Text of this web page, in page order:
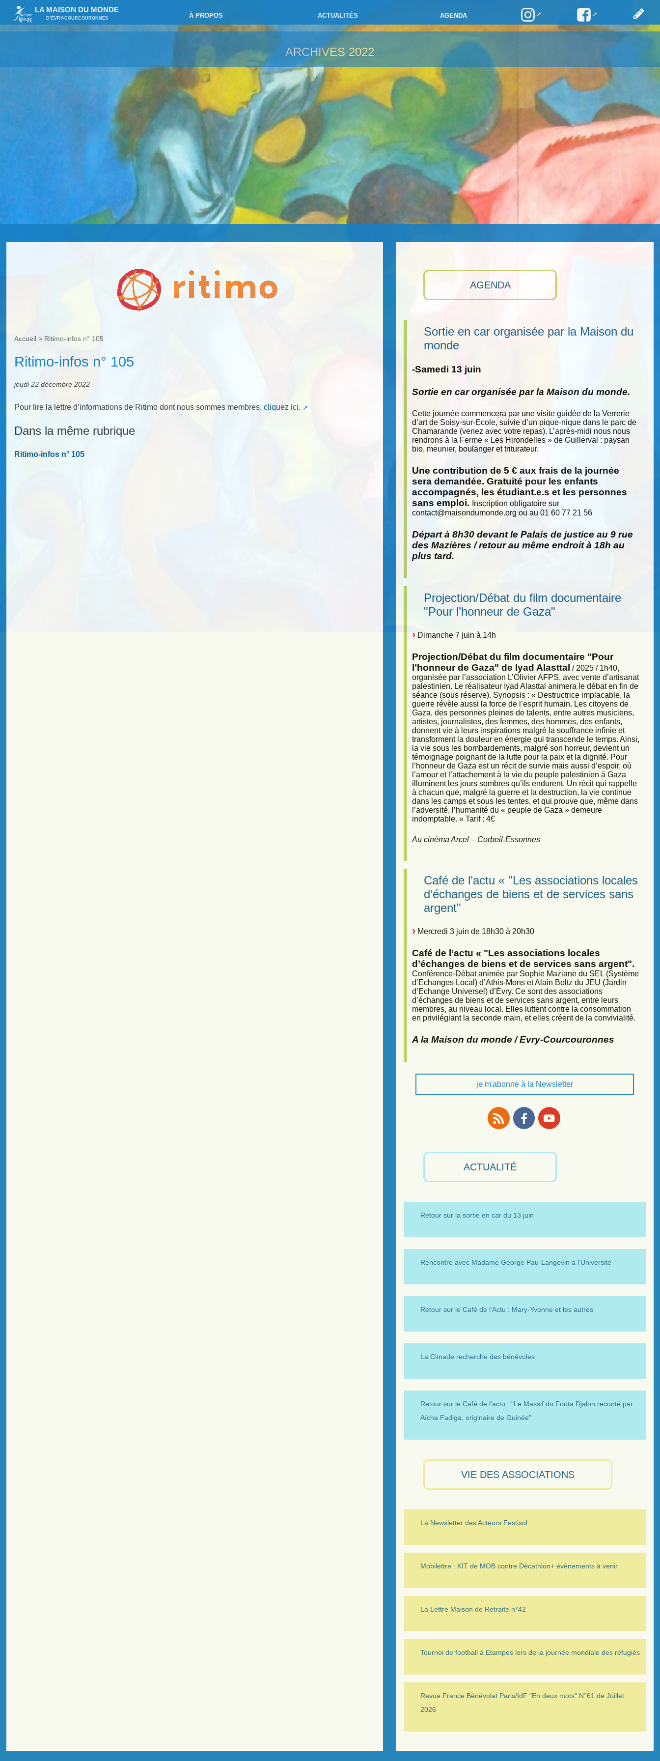
LA MAISON DU MONDE
D’ÉVRY-COURCOURONNES À PROPOS ACTUALITÉS AGENDA
ARCHIVES 2022
AGENDA
Sortie en car organisée par la Maison du
monde
-Samedi 13 juin
Sortie en car organisée par la Maison du monde.
Cette journée commencera par une visite guidée de la Verrerie
d’art de Soisy-sur-Ecole, suivie d’un pique-nique dans le parc de
Chamarande (venez avec votre repas). L’après-midi nous nous
rendrons à la Ferme « Les Hirondelles » de Guillerval : paysan
bio, meunier, boulanger et triturateur.
Une contribution de 5 € aux frais de la journée
sera demandée. Gratuité pour les enfants
accompagnés, les étudiant.e.s et les personnes
sans emploi.
Inscription obligatoire sur
contact@maisondumonde.org ou au 01 60 77 21 56
Départ à 8h30 devant le Palais de justice au 9 rue
des Mazières / retour au même endroit à 18h au
plus tard.
Projection/Débat du film documentaire
"Pour l’honneur de Gaza"
Dimanche 7 juin à 14h
Projection/Débat du film documentaire "Pour
l’honneur de Gaza" de Iyad Alasttal / 2025 / 1h40,
organisée par l’association L’Olivier AFPS, avec vente d’artisanat
palestinien. Le réalisateur Iyad Alasttal animera le débat en fin de
séance (sous réserve). Synopsis : « Destructrice implacable, la
guerre révèle aussi la force de l’esprit humain. Les citoyens de
Gaza, des personnes pleines de talents, entre autres musiciens,
artistes, journalistes, des femmes, des hommes, des enfants,
donnent vie à leurs inspirations malgré la souffrance infinie et
transforment la douleur en énergie qui transcende le temps. Ainsi,
la vie sous les bombardements, malgré son horreur, devient un
témoignage poignant de la lutte pour la paix et la dignité. Pour
l’honneur de Gaza est un récit de survie mais aussi d’espoir, où
l’amour et l’attachement à la vie du peuple palestinien à Gaza
illuminent les jours sombres qu’ils endurent. Un récit qui rappelle
à chacun que, malgré la guerre et la destruction, la vie continue
dans les camps et sous les tentes, et qui prouve que, même dans
l’adversité, l’humanité du « peuple de Gaza » demeure
indomptable. » Tarif : 4€
Au cinéma Arcel – Corbeil-Essonnes
Café de l’actu « "Les associations locales
d’échanges de biens et de services sans
argent"
Mercredi 3 juin de 18h30 à 20h30
Café de l’actu « "Les associations locales
d’échanges de biens et de services sans argent".
Conférence-Débat animée par Sophie Maziane du SEL (Système
d’Echanges Local) d’Athis-Mons et Alain Boltz du JEU (Jardin
d’Echange Universel) d’Évry. Ce sont des associations
d’échanges de biens et de services sans argent, entre leurs
membres, au niveau local. Elles luttent contre la consommation
en privilégiant la seconde main, et elles créent de la convivialité.
A la Maison du monde / Evry-Courcouronnes
je m'abonne à la Newsletter
ACTUALITÉ
Retour sur la sortie en car du 13 juin
Rencontre avec Madame George Pau-Langevin à l’Université
Retour sur le Café de l’Actu : Mary-Yvonne et les autres
La Cimade recherche des bénévoles
Retour sur le Café de l’actu : "Le Massif du Fouta Djalon reconté par
Aïcha Fadiga, originaire de Guinée"
VIE DES ASSOCIATIONS
La Newsletter des Acteurs Festisol
Mobilettre : KIT de MOB contre Décathlon+ évènements à venir
La Lettre Maison de Retraite n°42
Tournoi de football à Etampes lors de la journée mondiale des réfugiés
Revue France Bénévolat Paris/IdF "En deux mots" N°61 de Juillet
2026
Accueil > Ritimo-infos n° 105
Ritimo-infos n° 105
jeudi 22 décembre 2022
Pour lire la lettre d’informations de Ritimo dont nous sommes membres,cliquez ici.
Dans la même rubrique
Ritimo-infos n° 105